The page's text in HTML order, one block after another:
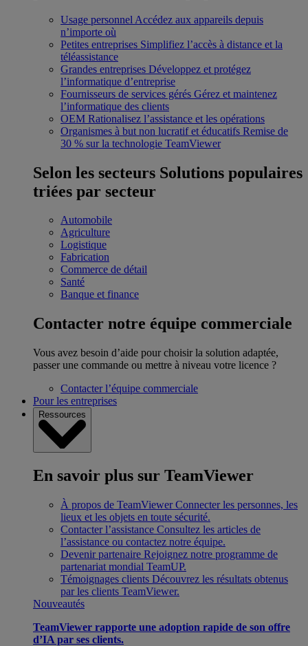
Usage personnel Accédez aux appareils depuis
n’importe où
Petites entreprises Simplifiez l’accès à distance et la
téléassistance
Grandes entreprises Développez et protégez
l’informatique d’entreprise
Fournisseurs de services gérés Gérez et maintenez
l’informatique des clients
OEM Rationalisez l’assistance et les opérations
Organismes à but non lucratif et éducatifs Remise de
30 % sur la technologie TeamViewer
Selon les secteurs Solutions populaires
triées par secteur
Automobile
Agriculture
Logistique
Fabrication
Commerce de détail
Santé
Banque et finance
Contacter notre équipe commerciale
Vous avez besoin d’aide pour choisir la solution adaptée,
passer une commande ou mettre à niveau votre licence ?
Contacter l’équipe commerciale
Pour les entreprises
Ressources
En savoir plus sur TeamViewer
À propos de TeamViewer Connecter les personnes, les
lieux et les objets en toute sécurité.
Contacter l’assistance Consultez les articles de
l’assistance ou contactez notre équipe.
Devenir partenaire Rejoignez notre programme de
partenariat mondial TeamUP.
Témoignages clients Découvrez les résultats obtenus
par les clients TeamViewer.
Nouveautés
TeamViewer rapporte une adoption rapide de son offre
d’IA par ses clients.